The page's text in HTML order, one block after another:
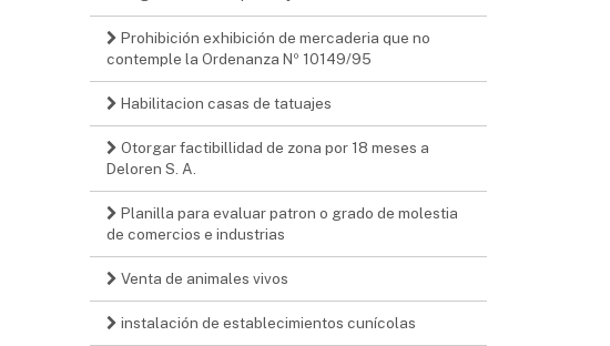
Prohibición exhibición de mercaderia que no
contemple la Ordenanza Nº 10149/95
Habilitacion casas de tatuajes
Otorgar factibillidad de zona por 18 meses a
Deloren S. A.
Planilla para evaluar patron o grado de molestia
de comercios e industrias
Venta de animales vivos
instalación de establecimientos cunícolas